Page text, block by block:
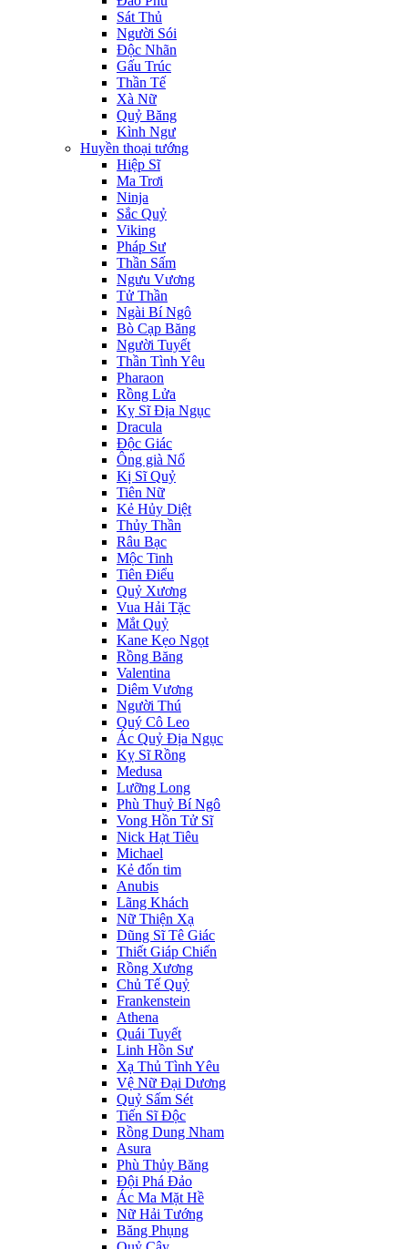
Sát Thủ
Người Sói
Độc Nhãn
Gấu Trúc
Thần Tế
Xà Nữ
Quỷ Băng
Kình Ngư
Huyền thoại tướng
Hiệp Sĩ
Ma Trơi
Ninja
Sắc Quỷ
Viking
Pháp Sư
Thần Sấm
Ngưu Vương
Tử Thần
Ngài Bí Ngô
Bò Cạp Băng
Người Tuyết
Thần Tình Yêu
Pharaon
Rồng Lửa
Kỵ Sĩ Địa Ngục
Dracula
Độc Giác
Ông già Nổ
Kị Sĩ Quỷ
Tiên Nữ
Kẻ Hủy Diệt
Thủy Thần
Râu Bạc
Mộc Tinh
Tiên Điểu
Quỷ Xương
Vua Hải Tặc
Mắt Quỷ
Kane Kẹo Ngọt
Rồng Băng
Valentina
Diêm Vương
Người Thú
Quý Cô Leo
Ác Quỷ Địa Ngục
Kỵ Sĩ Rồng
Medusa
Lưỡng Long
Phù Thuỷ Bí Ngô
Vong Hồn Tử Sĩ
Nick Hạt Tiêu
Michael
Kẻ đốn tim
Anubis
Lãng Khách
Nữ Thiện Xạ
Dũng Sĩ Tê Giác
Thiết Giáp Chiến
Rồng Xương
Chủ Tế Quỷ
Frankenstein
Athena
Quái Tuyết
Linh Hồn Sư
Xạ Thủ Tình Yêu
Vệ Nữ Đại Dương
Quỷ Sấm Sét
Tiến Sĩ Độc
Rồng Dung Nham
Asura
Phù Thủy Băng
Đội Phá Đảo
Ác Ma Mặt Hề
Nữ Hải Tướng
Băng Phụng